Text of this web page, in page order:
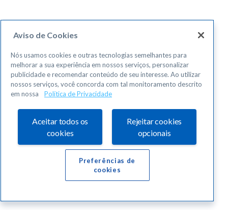
Aviso de Cookies
Nós usamos cookies e outras tecnologias semelhantes para
melhorar a sua experiência em nossos serviços, personalizar
publicidade e recomendar conteúdo de seu interesse. Ao utilizar
nossos serviços, você concorda com tal monitoramento descrito
em nossa
Política de Privacidade
Aceitar todos os
cookies
Rejeitar cookies
opcionais
Preferências de
cookies